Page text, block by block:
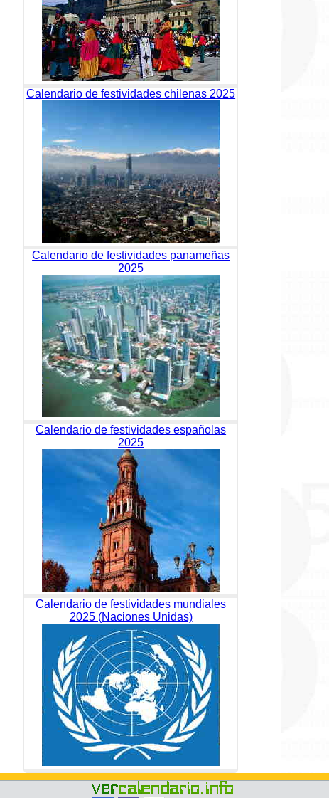
Calendario de festividades chilenas 2025
Calendario de festividades panameñas
2025
Calendario de festividades españolas
2025
Calendario de festividades mundiales
2025 (Naciones Unidas)